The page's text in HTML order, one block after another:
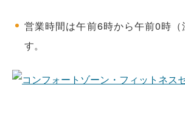
営業時間は午前6時から午前0時
す。